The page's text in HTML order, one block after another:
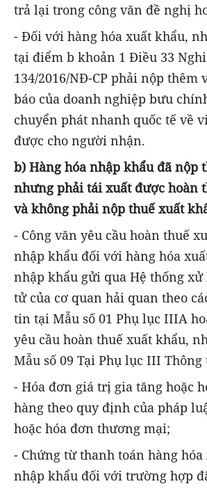
trả lại trong công văn đề nghị
- Đối với hàng hóa xuất khẩu,
tại điểm b khoản 1 Điều 33
134/2016/NĐ-CP phải nộp thêm
báo của doanh nghiệp bưu
chuyển phát nhanh quốc tế về
được cho người nhận.
b) Hàng hóa nhập khẩu đã nộp
nhưng phải tái xuất được hoàn
và không phải nộp thuế xuất
- Công văn yêu cầu hoàn thuế
nhập khẩu đối với hàng hóa
nhập khẩu gửi qua Hệ thống
tử của cơ quan hải quan theo
tin tại Mẫu số 01 Phụ lục IIIA
yêu cầu hoàn thuế xuất khẩu,
Mẫu số 09 Tại Phụ lục III Thông
- Hóa đơn giá trị gia tăng hoặc
hàng theo quy định của pháp
hoặc hóa đơn thương mại;
- Chứng từ thanh toán hàng hóa
nhập khẩu đối với trường hợp